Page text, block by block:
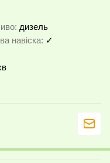
дизель
навіска ✓